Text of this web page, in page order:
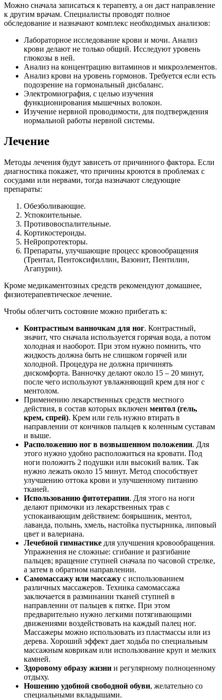
Можно сначала записаться к терапевту, а он даст направление
к другим врачам. Специалисты проводят полное
обследование и назначают комплекс необходимых анализов:
Лабораторное исследование крови и мочи. Анализ
крови делают не только общий. Исследуют уровень
глюкозы в ней.
Анализ на концентрацию витаминов и микроэлементов.
Анализ крови на уровень гормонов. Требуется если есть
подозрение на гормональный дисбаланс.
Электромиография, с целью изучения
функционирования мышечных волокон.
Изучение нервной проводимости, для подтверждения
нормальной работы нервной системы.
Лечение
Методы лечения будут зависеть от причинного фактора. Если
диагностика покажет, что причины кроются в проблемах с
сосудами или нервами, тогда назначают следующие
препараты:
Обезболивающие.
Успокоительные.
Противовоспалительные.
Кортикостероиды.
Нейропротекторы.
Препараты, улучшающие процесс кровообращения
(Трентал, Пентоксифиллин, Вазонит, Пентилин,
Агапурин).
Кроме медикаментозных средств рекомендуют домашнее,
физиотерапевтическое лечение.
Чтобы облегчить состояние можно прибегать к:
Контрастным ванночкам для ног. Контрастный,
значит, что сначала используется горячая вода, а потом
холодная и наоборот. При этом нужно помнить, что
жидкость должна быть не слишком горячей или
холодной. Процедура не должна причинять
дискомфорта. Ванночку делают около 15 – 20 минут,
после чего используют увлажняющий крем для ног с
ментолом.
Применению лекарственных средств местного
действия, в состав которых включен ментол (гель,
крем, спрей). Крем или гель нужно втирать в
направлении от кончиков пальцев к коленным суставам
и выше.
Расположению ног в возвышенном положении. Для
этого нужно удобно расположиться на кровати. Под
ноги положить 2 подушки или высокий валик. Так
нужно лежать около 15 минут. Метод способствует
улучшению оттока крови и улучшенному питанию
тканей.
Использованию фитотерапии. Для этого на ноги
делают примочки из лекарственных трав с
успокаивающим действием: боярышник, ментол,
лаванда, полынь, хмель, настойка пустырника, липовый
цвет и валериана.
Лечебной гимнастике для улучшения кровообращения.
Упражнения не сложные: сгибание и разгибание
пальцев; вращение ступней сначала по часовой стрелке,
а затем в обратном направлении.
Самомассажу или массажу с использованием
различных массажеров. Техника самомассажа
заключается в разминании тканей ступней в
направлении от пальцев к пятке. При этом
предварительно нужно легкими потягивающими
движениями воздействовать на каждый палец ног.
Массажеры можно использовать из пластмассы или из
дерева. Хороший эффект дает ходьба по специальным
массажным коврикам или использование круп и мелких
камней.
Здоровому образу жизни и регулярному полноценному
отдыху.
Ношению удобной свободной обуви, желательно со
специальными вкладышами.